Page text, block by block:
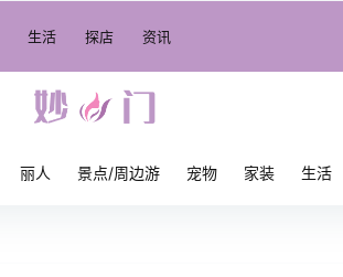
生活 探店 资讯
丽人 景点/周边游 宠物 家装 生活